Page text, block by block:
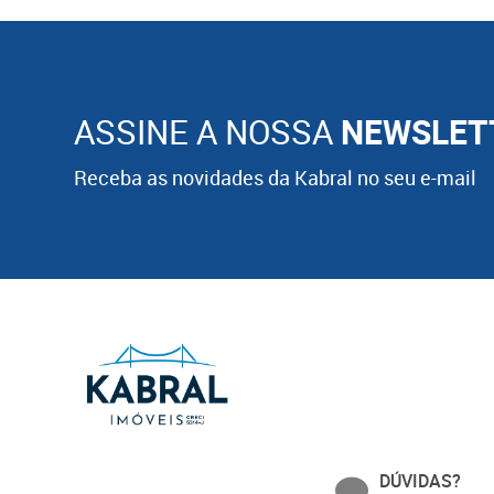
ASSINE A NOSSA
Receba as novidades da Kabral no seu e-mail
DÚVIDAS?